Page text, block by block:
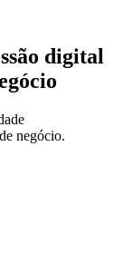
digital
negócio.